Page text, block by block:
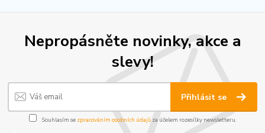
Nepropásněte novinky, akce a
slevy!
Přihlásit se
Souhlasím se zpracováním osobních údajůza účelem rozesílky newsletteru.